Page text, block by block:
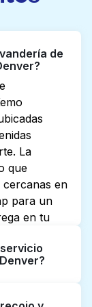
de
La
que
en
para un
en tu